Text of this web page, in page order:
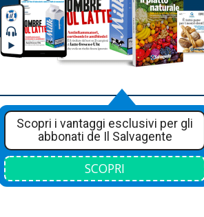
Scopri i vantaggi esclusivi per gli
abbonati de Il Salvagente
SCOPRI